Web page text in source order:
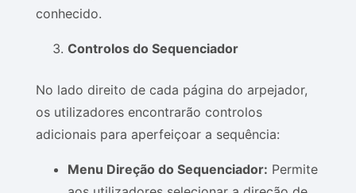
conhecido.
Controlos do Sequenciador
No lado direito de cada página do arpejador,
os utilizadores encontrarão controlos
adicionais para aperfeiçoar a sequência:
Menu Direção do Sequenciador: Permite